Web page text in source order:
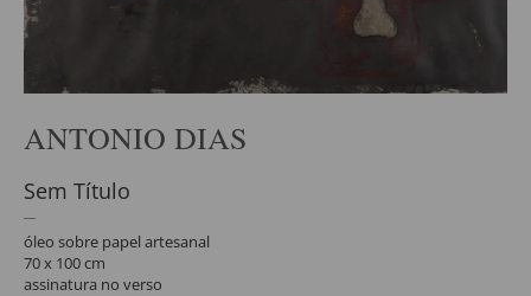
ANTONIO DIAS
Sem Título
óleo sobre papel artesanal
70 x 100 cm
assinatura no verso